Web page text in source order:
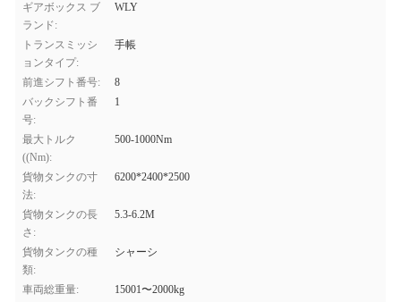
ギアボックス ブ
ランド:
WLY
トランスミッシ
ョンタイプ:
手帳
前進シフト番号:
8
バックシフト番
号:
1
最大トルク
((Nm):
500-1000Nm
貨物タンクの寸
法:
6200*2400*2500
貨物タンクの長
さ:
5.3-6.2M
貨物タンクの種
類:
シャーシ
車両総重量:
15001〜2000kg